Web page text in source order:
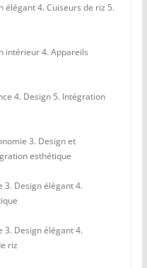
élégant 4. Cuiseurs de riz 5.
intérieur 4. Appareils
4. Design 5. Intégration
3. Design et
esthétique
3. Design élégant 4.
3. Design élégant 4.
riz